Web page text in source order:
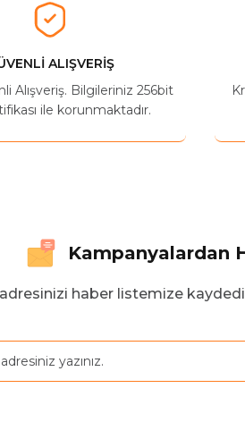
ALIŞVERİŞ
Alışveriş. Bilgileriniz 256bit
ile korunmaktadır.
Kampanyalardan
haber listemize